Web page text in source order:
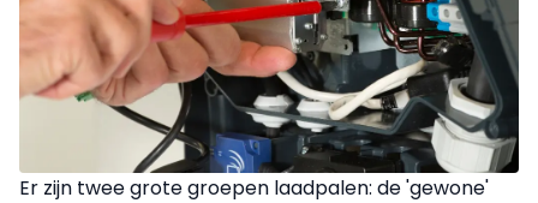
Er zijn twee grote groepen laadpalen: de 'gewone'